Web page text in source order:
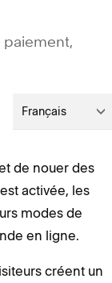
paiement,
Français
de nouer des
activée, les
modes de
en ligne.
créent un